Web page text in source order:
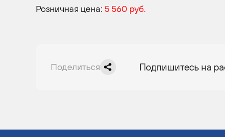
Розничная цена: 5 560 руб.
Поделиться Подпишитесь на